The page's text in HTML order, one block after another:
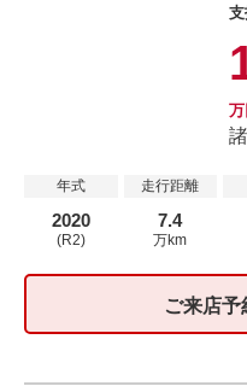
万
年式
2020
(R2)
走行距離
7.4
万km
ご来店予